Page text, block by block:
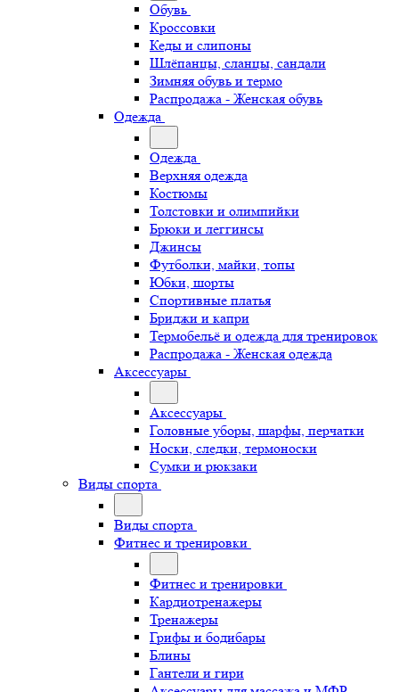
Обувь
Кроссовки
Кеды и слипоны
Шлёпанцы, сланцы, сандали
Зимняя обувь и термо
Распродажа - Женская обувь
Одежда
Одежда
Верхняя одежда
Костюмы
Толстовки и олимпийки
Брюки и леггинсы
Джинсы
Футболки, майки, топы
Юбки, шорты
Спортивные платья
Бриджи и капри
Термобельё и одежда для тренировок
Распродажа - Женская одежда
Аксессуары
Аксессуары
Головные уборы, шарфы, перчатки
Носки, следки, термоноски
Сумки и рюкзаки
Виды спорта
Виды спорта
Фитнес и тренировки
Фитнес и тренировки
Кардиотренажеры
Тренажеры
Грифы и бодибары
Блины
Гантели и гири